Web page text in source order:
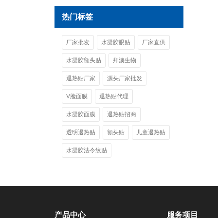
热门标签
厂家批发 水凝胶眼贴 厂家直供
水凝胶额头贴 拜澳生物
退热贴厂家 源头厂家批发
V脸面膜 退热贴代理
水凝胶面膜 退热贴招商
透明退热贴 额头贴 儿童退热贴
水凝胶法令纹贴
产品中心 服务项目